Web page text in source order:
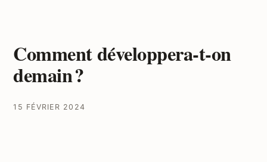
Comment développera-t-on
demain ?
15 FÉVRIER 2024